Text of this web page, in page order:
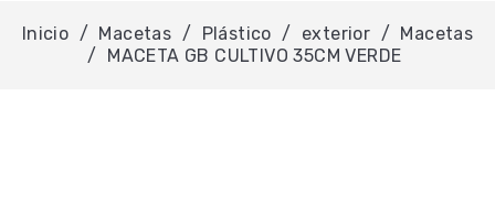
Inicio Macetas Plástico exterior
Macetas
MACETA GB CULTIVO 35CM VERDE